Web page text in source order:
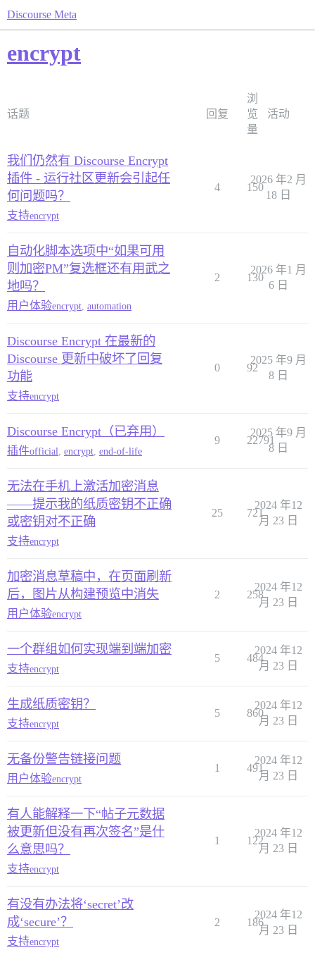
Discourse Meta
encrypt
话题 回复
浏
览
量
活动
我们仍然有 Discourse Encrypt
插件 - 运行社区更新会引起任
何问题吗？
支持encrypt
4 150
2026 年2 月
18 日
自动化脚本选项中“如果可用
则加密PM”复选框还有用武之
地吗？
用户体验encrypt automation
2 130
2026 年1 月
6 日
Discourse Encrypt 在最新的
Discourse 更新中破坏了回复
功能
支持encrypt
0 92
2025 年9 月
8 日
Discourse Encrypt（已弃用）
插件official encrypt end-of-life
9 22791
2025 年9 月
8 日
无法在手机上激活加密消息
——提示我的纸质密钥不正确
或密钥对不正确
支持encrypt
25 721
2024 年12
月 23 日
加密消息草稿中，在页面刷新
后，图片从构建预览中消失
用户体验encrypt
2 258
2024 年12
月 23 日
一个群组如何实现端到端加密
支持encrypt
5 484
2024 年12
月 23 日
生成纸质密钥？
支持encrypt
5 860
2024 年12
月 23 日
无备份警告链接问题
用户体验encrypt
1 491
2024 年12
月 23 日
有人能解释一下“帖子元数据
被更新但没有再次签名”是什
么意思吗？
支持encrypt
1 122
2024 年12
月 23 日
有没有办法将‘secret’改
成‘secure’？
支持encrypt
2 186
2024 年12
月 23 日